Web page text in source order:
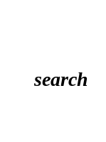
search